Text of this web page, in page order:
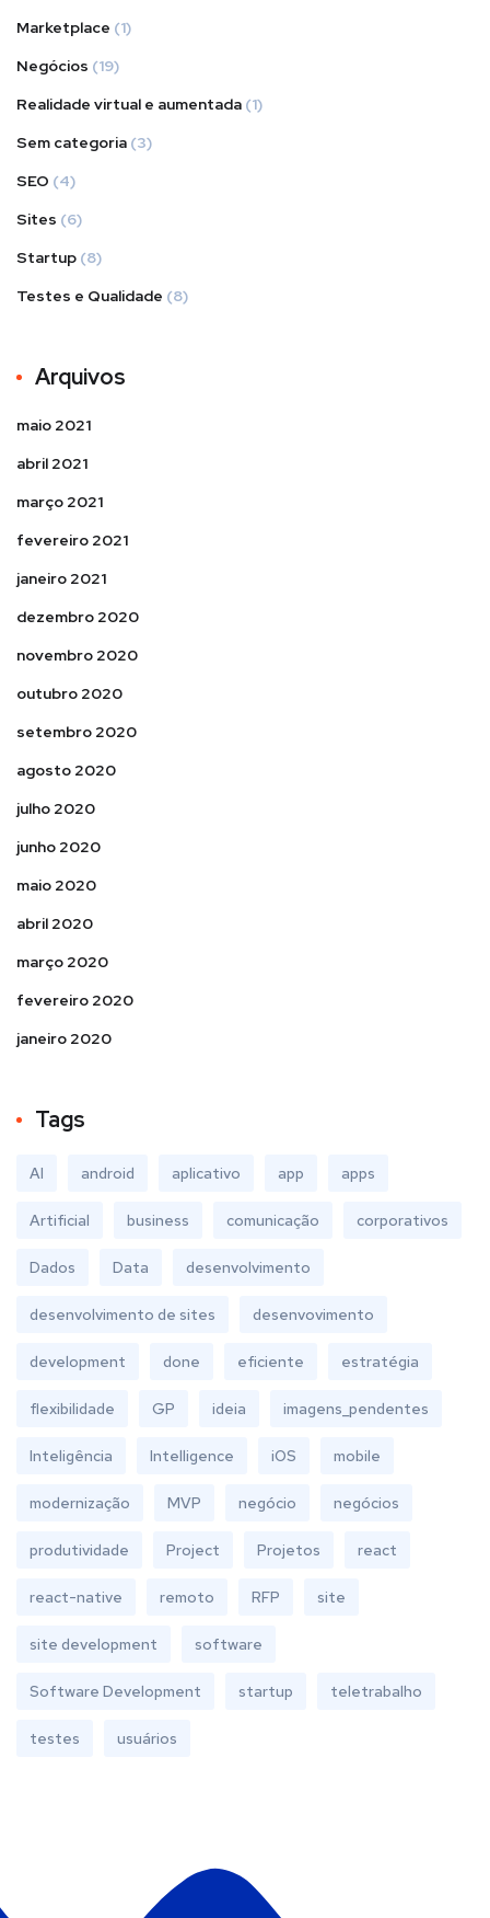
Marketplace (1)
Negócios (19)
Realidade virtual e aumentada (1)
Sem categoria (3)
SEO (4)
Sites (6)
Startup (8)
Testes e Qualidade (8)
Arquivos
maio 2021
abril 2021
março 2021
fevereiro 2021
janeiro 2021
dezembro 2020
novembro 2020
outubro 2020
setembro 2020
agosto 2020
julho 2020
junho 2020
maio 2020
abril 2020
março 2020
fevereiro 2020
janeiro 2020
Tags
AI android aplicativo app apps
Artificial business comunicação corporativos
Dados Data desenvolvimento
desenvolvimento de sites desenvovimento
development done eficiente estratégia
flexibilidade GP ideia imagens_pendentes
Inteligência Intelligence iOS mobile
modernização MVP negócio negócios
produtividade Project Projetos react
react-native remoto RFP site
site development software
Software Development startup teletrabalho
testes usuários